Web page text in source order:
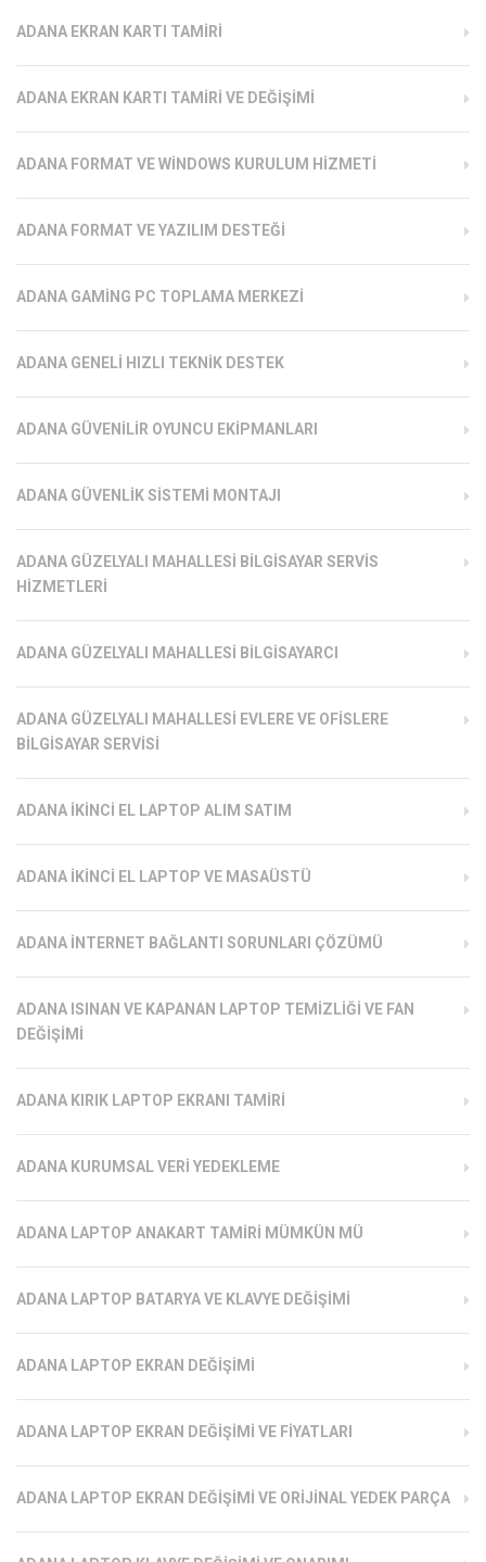
ADANA EKRAN KARTI TAMIRI
ADANA EKRAN KARTI TAMIRI VE DEĞIŞIMI
ADANA FORMAT VE WINDOWS KURULUM HIZMETI
ADANA FORMAT VE YAZILIM DESTEĞI
ADANA GAMING PC TOPLAMA MERKEZI
ADANA GENELI HIZLI TEKNIK DESTEK
ADANA GÜVENILIR OYUNCU EKIPMANLARI
ADANA GÜVENLIK SISTEMI MONTAJI
ADANA GÜZELYALI MAHALLESI BILGISAYAR SERVIS
HIZMETLERI
ADANA GÜZELYALI MAHALLESI BILGISAYARCI
ADANA GÜZELYALI MAHALLESI EVLERE VE OFISLERE
BILGISAYAR SERVISI
ADANA İKINCI EL LAPTOP ALIM SATIM
ADANA İKINCI EL LAPTOP VE MASAÜSTÜ
ADANA İNTERNET BAĞLANTI SORUNLARI ÇÖZÜMÜ
ADANA ISINAN VE KAPANAN LAPTOP TEMIZLIĞI VE FAN
DEĞIŞIMI
ADANA KIRIK LAPTOP EKRANI TAMIRI
ADANA KURUMSAL VERI YEDEKLEME
ADANA LAPTOP ANAKART TAMIRI MÜMKÜN MÜ
ADANA LAPTOP BATARYA VE KLAVYE DEĞIŞIMI
ADANA LAPTOP EKRAN DEĞIŞIMI
ADANA LAPTOP EKRAN DEĞIŞIMI VE FIYATLARI
ADANA LAPTOP EKRAN DEĞIŞIMI VE ORIJINAL YEDEK PARÇA